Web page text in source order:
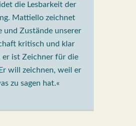
die Lesbarkeit der
Mattiello zeichnet
und Zustände unserer
kritisch und klar
er ist Zeichner für die
will zeichnen, weil er
zu sagen hat.«